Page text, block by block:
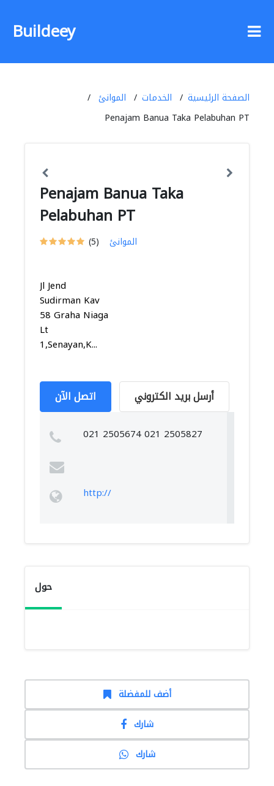
Buildeey
الصفحة الرئيسية الخدمات
الموانئ
Penajam Banua Taka Pelabuhan PT
Penajam Banua Taka
Pelabuhan PT
(5) الموانئ
Jl Jend
Sudirman Kav
58 Graha Niaga
Lt
1,Senayan,K...
اتصل الآن أرسل بريد الكتروني
021 2505674 021 2505827
http://
حول
أضف للمفضلة
شارك
شارك